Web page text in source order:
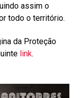
assim o
todo o território.
da Proteção
link.